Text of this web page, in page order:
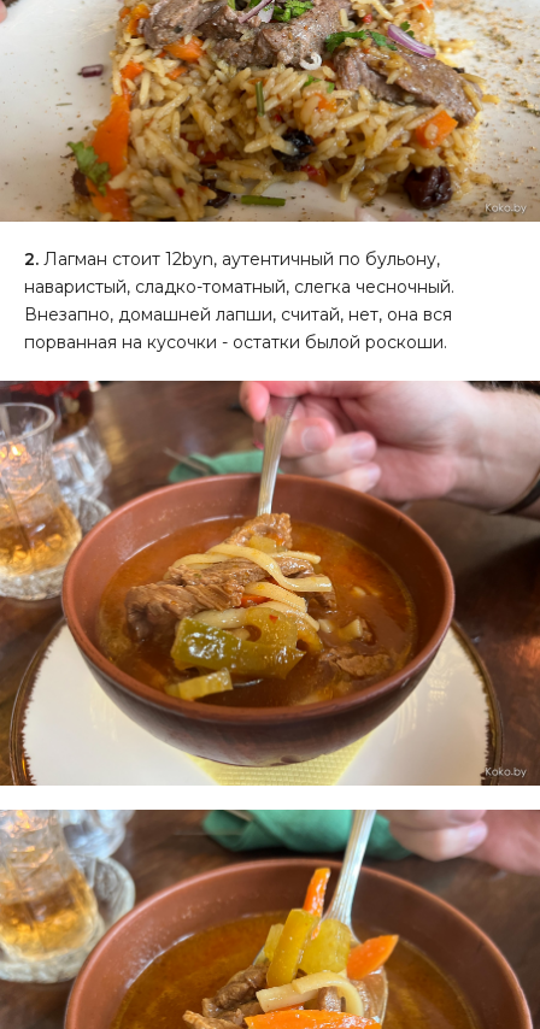
2. Лагман стоит 12byn, аутентичный по бульону,
наваристый, сладко-томатный, слегка чесночный.
Внезапно, домашней лапши, считай, нет, она вся
порванная на кусочки - остатки былой роскоши.